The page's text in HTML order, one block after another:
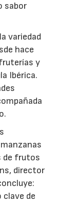
sabor
variedad
hace
y
Ibérica.
de frutos
director
de